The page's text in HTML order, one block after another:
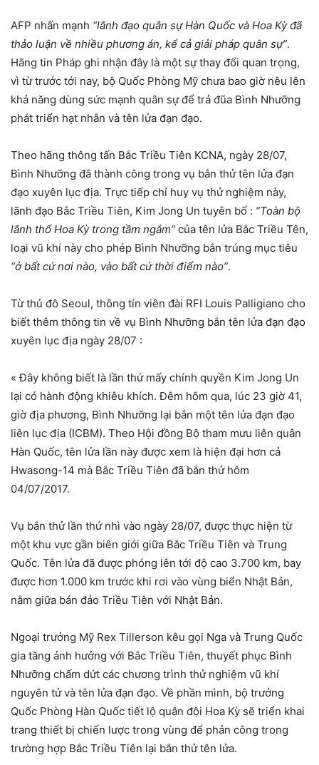
AFP nhấn mạnh “lãnh đạo quân sự Hàn Quốc và Hoa Kỳ đã
thảo luận về nhiều phương án, kể cả giải pháp quân sự”.
Hãng tin Pháp ghi nhận đây là một sự thay đổi quan trọng,
vì từ trước tới nay, bộ Quốc Phòng Mỹ chưa bao giờ nêu lên
khả năng dùng sức mạnh quân sự để trả đũa Bình Nhưỡng
phát triển hạt nhân và tên lửa đạn đạo.
Theo hãng thông tấn Bắc Triều Tiên KCNA, ngày 28/07,
Bình Nhưỡng đã thành công trong vụ bắn thử tên lửa đạn
đạo xuyên lục địa. Trực tiếp chỉ huy vụ thử nghiệm này,
lãnh đạo Bắc Triều Tiên, Kim Jong Un tuyên bố : “Toàn bộ
lãnh thổ Hoa Kỳ trong tầm ngắm” của tên lửa Bắc Triều Tên,
loại vũ khí này cho phép Bình Nhưỡng bắn trúng mục tiêu
“ở bất cứ nơi nào, vào bất cứ thời điểm nào”.
Từ thủ đô Seoul, thông tín viên đài RFI Louis Palligiano cho
biết thêm thông tin về vụ Bình Nhưỡng bắn tên lửa đạn đạo
xuyên lục địa ngày 28/07 :
« Đây không biết là lần thứ mấy chính quyền Kim Jong Un
lại có hành động khiêu khích. Đêm hôm qua, lúc 23 giờ 41,
giờ địa phương, Bình Nhưỡng lại bắn một tên lửa đạn đạo
liên lục địa (ICBM). Theo Hội đồng Bộ tham mưu liên quân
Hàn Quốc, tên lửa lần này được xem là hiện đại hơn cả
Hwasong-14 mà Bắc Triều Tiên đã bắn thử hôm
04/07/2017.
Vụ bắn thử lần thứ nhì vào ngày 28/07, được thực hiện từ
một khu vực gần biên giới giữa Bắc Triều Tiên và Trung
Quốc. Tên lửa đã được phóng lên tới độ cao 3.700 km, bay
được hơn 1.000 km trước khi rơi vào vùng biển Nhật Bản,
nằm giữa bán đảo Triều Tiên với Nhật Bản.
Ngoại trưởng Mỹ Rex Tillerson kêu gọi Nga và Trung Quốc
gia tăng ảnh hưởng với Bắc Triều Tiên, thuyết phục Bình
Nhưỡng chấm dứt các chương trình thử nghiệm vũ khí
nguyên tử và tên lửa đạn đạo. Về phần mình, bộ trưởng
Quốc Phòng Hàn Quốc tiết lộ quân đội Hoa Kỳ sẽ triển khai
trang thiết bị chiến lược trong vùng để phản công trong
trường hợp Bắc Triều Tiên lại bắn thử tên lửa.